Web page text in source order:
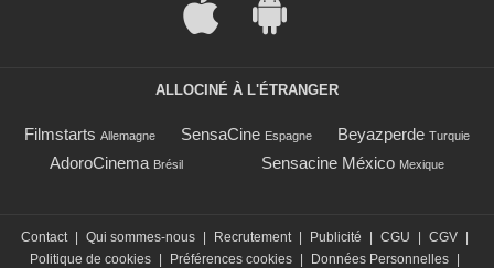
ALLOCINÉ À L'ÉTRANGER
Filmstarts Allemagne SensaCine Espagne Beyazperde Turquie
AdoroCinema Brésil Sensacine México Mexique
Contact | Qui sommes-nous | Recrutement | Publicité | CGU | CGV |
Politique de cookies | Préférences cookies | Données Personnelles |